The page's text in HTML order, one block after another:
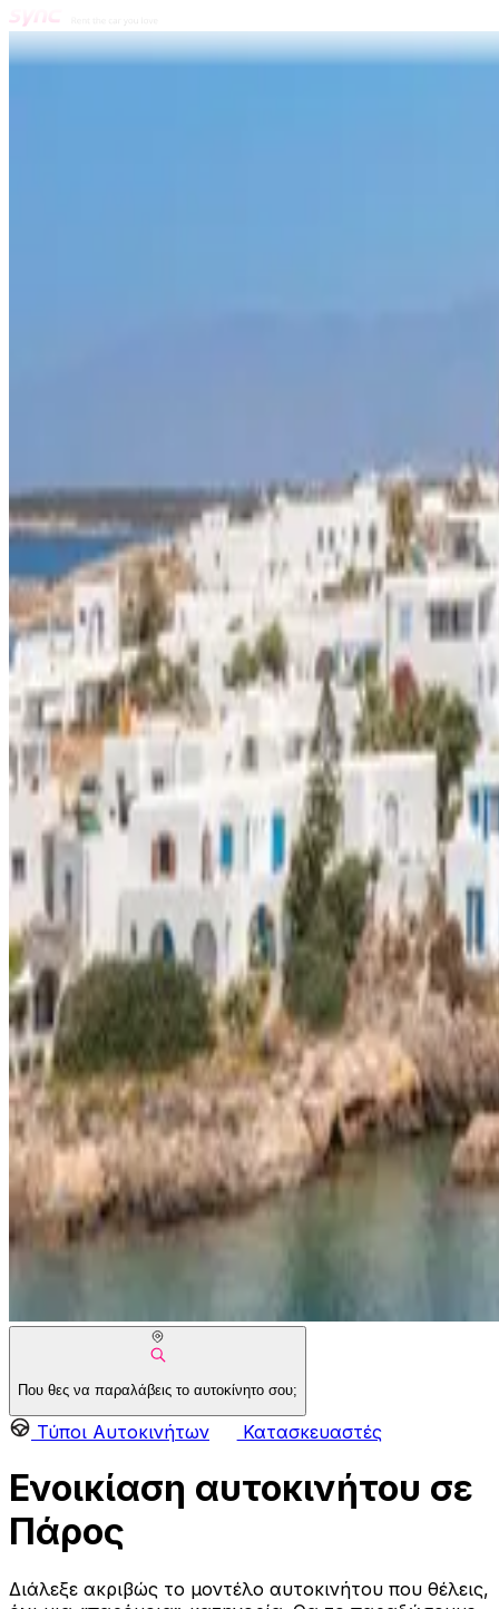
Που θες να παραλάβεις το αυτοκίνητο σου;
Τύποι Αυτοκινήτων Κατασκευαστές
Ενοικίαση αυτοκινήτου σε
Πάρος
Διάλεξε ακριβώς το μοντέλο αυτοκινήτου που θέλεις,